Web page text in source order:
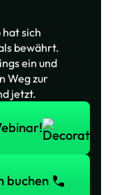
sich
bewährt.
ein und
Weg zur
jetzt.
buchen